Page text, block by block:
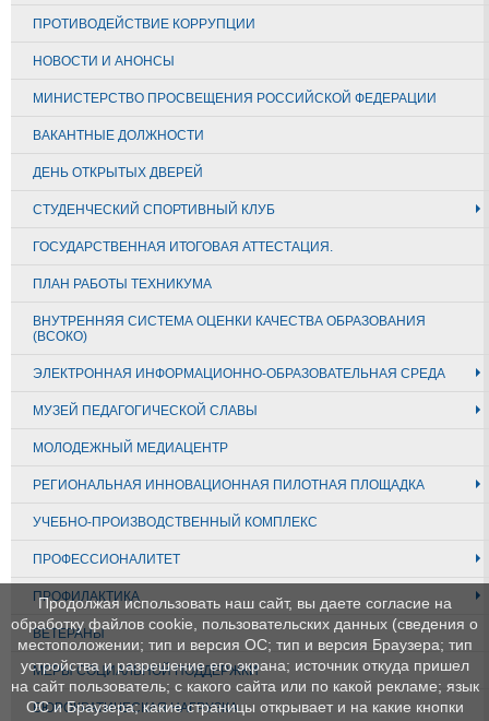
ПРОТИВОДЕЙСТВИЕ КОРРУПЦИИ
НОВОСТИ И АНОНСЫ
МИНИСТЕРСТВО ПРОСВЕЩЕНИЯ РОССИЙСКОЙ ФЕДЕРАЦИИ
ВАКАНТНЫЕ ДОЛЖНОСТИ
ДЕНЬ ОТКРЫТЫХ ДВЕРЕЙ
СТУДЕНЧЕСКИЙ СПОРТИВНЫЙ КЛУБ
ГОСУДАРСТВЕННАЯ ИТОГОВАЯ АТТЕСТАЦИЯ.
ПЛАН РАБОТЫ ТЕХНИКУМА
ВНУТРЕННЯЯ СИСТЕМА ОЦЕНКИ КАЧЕСТВА ОБРАЗОВАНИЯ
(ВСОКО)
ЭЛЕКТРОННАЯ ИНФОРМАЦИОННО-ОБРАЗОВАТЕЛЬНАЯ СРЕДА
МУЗЕЙ ПЕДАГОГИЧЕСКОЙ СЛАВЫ
МОЛОДЕЖНЫЙ МЕДИАЦЕНТР
РЕГИОНАЛЬНАЯ ИННОВАЦИОННАЯ ПИЛОТНАЯ ПЛОЩАДКА
УЧЕБНО-ПРОИЗВОДСТВЕННЫЙ КОМПЛЕКС
ПРОФЕССИОНАЛИТЕТ
ПРОФИЛАКТИКА
ВЕТЕРАНЫ
МЕРЫ СОЦИАЛЬНОЙ ПОДДЕРЖКИ
БЮРОКРАТИЧЕСКАЯ НАГРУЗКА
Продолжая использовать наш сайт, вы даете согласие на
обработку файлов cookie, пользовательских данных (сведения о
местоположении; тип и версия ОС; тип и версия Браузера; тип
устройства и разрешение его экрана; источник откуда пришел
на сайт пользователь; с какого сайта или по какой рекламе; язык
ОС и Браузера; какие страницы открывает и на какие кнопки